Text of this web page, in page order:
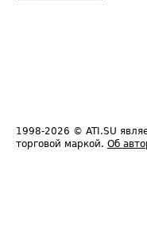
1998-2026 © ATI.SU
торговой маркой. Об